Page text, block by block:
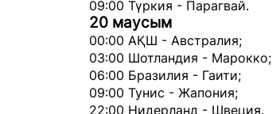
09:00 Түркия - Парагвай.
20 маусым
00:00 АҚШ - Австралия;
03:00 Шотландия - Марокко;
06:00 Бразилия - Гаити;
09:00 Тунис - Жапония;
22:00 Нидерланд - Швеция.